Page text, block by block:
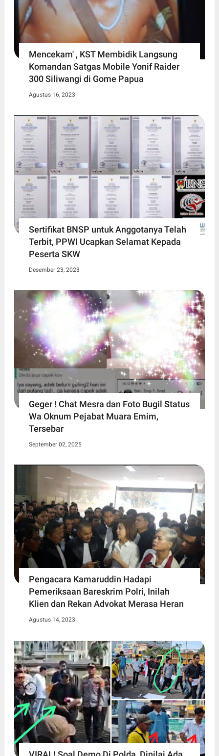
Mencekam' , KST Membidik Langsung
Komandan Satgas Mobile Yonif Raider
300 Siliwangi di Gome Papua
Agustus 16, 2023
Sertifikat BNSP untuk Anggotanya Telah
Terbit, PPWI Ucapkan Selamat Kepada
Peserta SKW
Desember 23, 2023
Geger ! Chat Mesra dan Foto Bugil Status
Wa Oknum Pejabat Muara Emim,
Tersebar
September 02, 2025
Pengacara Kamaruddin Hadapi
Pemeriksaan Bareskrim Polri, Inilah
Klien dan Rekan Advokat Merasa Heran
Agustus 14, 2023